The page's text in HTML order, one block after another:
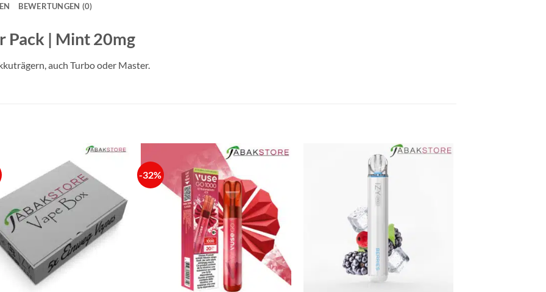
BEWERTUNGEN (0)
Pack | Mint 20mg
auch Turbo oder Master.
-32%